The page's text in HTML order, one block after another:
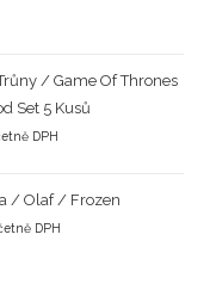
/ Game Of Thrones
Set 5 Kusů
DPH
/ Olaf / Frozen
DPH